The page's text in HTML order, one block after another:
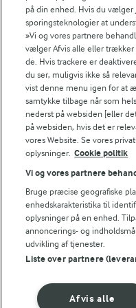
Fødevarestyrelsens
Fødevarestyrelsens
Fødevarestyrelsens
Følg
© 2026 Arla Foods
Vælg en anden cookies
Betingelser for brug
på din enhed. Hvis du
sporingsteknologier at
»Vi og vores partnere
vælger Afvis alle eller trækker
de. Hvis trackere er
du ser, muligvis ikke så
vist denne menu igen for at
samtykke tilbage når som
nederst på websiden [eller
på websiden, hvis det er
vores Website. Se vores
oplysninger. Cookie politik
Vi og vores partnere
Bruge præcise geografiske
enhedskarakteristika til
oplysninger på en enhed.
annoncerings- og
udvikling af tjenester.
Liste over partnere
Afvis alle